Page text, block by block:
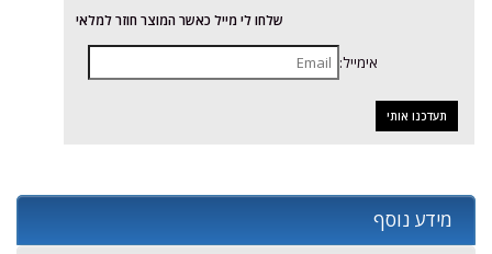
שלחו לי מייל כאשר המוצר חוזר למלאי
אימייל:
מידע נוסף